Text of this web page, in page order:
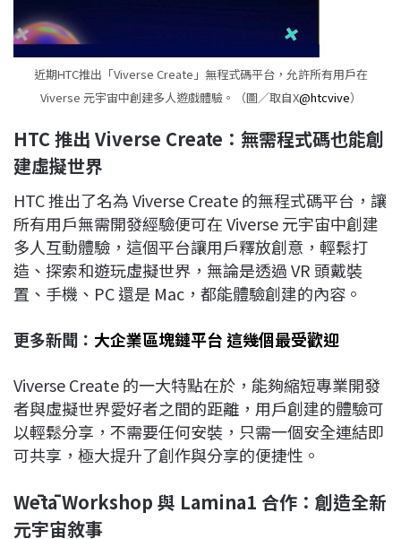
近期HTC推出「Viverse Create」無程式碼平台，允許所有用戶在
Viverse 元宇宙中創建多人遊戲體驗。（圖／取自X@htcvive）
HTC推出 Viverse Create ：無需程式碼也能創
建虛擬世界
HTC 推出了名為 Viverse Create 的無程式碼平台，讓
所有用戶無需開發經驗便可在 Viverse 元宇宙中創建
多人互動體驗，這個平台讓用戶釋放創意，輕鬆打
造、探索和遊玩虛擬世界，無論是透過 VR 頭戴裝
置、手機、PC 還是 Mac，都能體驗創建的內容。
更多新聞： 大企業區塊鏈平台 這幾個最受歡迎
Viverse Create 的一大特點在於，能夠縮短專業開發
者與虛擬世界愛好者之間的距離，用戶創建的體驗可
以輕鬆分享，不需要任何安裝，只需一個安全連結即
可共享，極大提升了創作與分享的便捷性。
Wētā Workshop 與 Lamina1 合作：創造全新
元宇宙敘事